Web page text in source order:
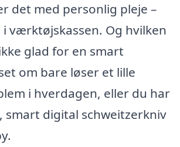
det med personlig pleje –
værktøjskassen. Og hvilken
glad for en smart
om bare løser et lille
i hverdagen, eller du har
smart digital schweitzerkniv